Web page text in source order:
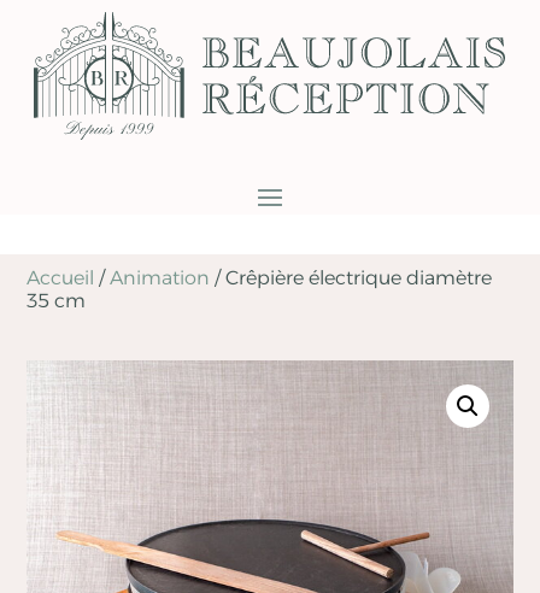
Accueil /Animation /Crêpière électrique diamètre
35 cm